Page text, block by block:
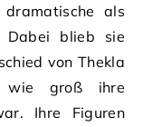
als
Dabei blieb sie
von Thekla
wie groß ihre
Ihre Figuren